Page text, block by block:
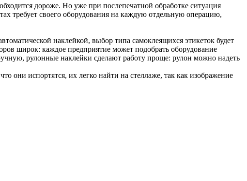
дороже. Но уже при послепечатной обработке ситуация
требует своего оборудования на каждую отдельную операцию,
наклейкой, выбор типа самоклеящихся этикеток будет
широк: каждое предприятие может подобрать оборудование
рулонные наклейки сделают работу проще: рулон можно надеть
они испортятся, их легко найти на стеллаже, так как изображение